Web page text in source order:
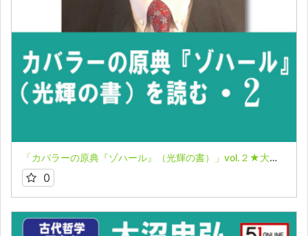
「カバラーの原典『ゾハール』（光輝の書）」vol.２★大沼忠弘
0